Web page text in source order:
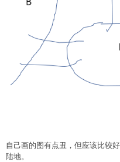
自己画的图有点丑，但应该比较
陆地。